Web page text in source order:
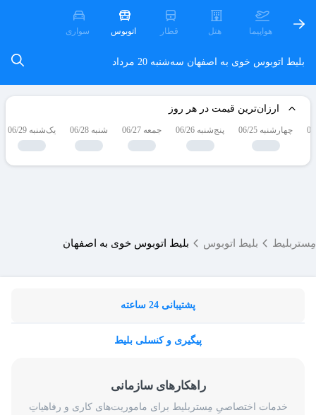
هواپیما هتل قطار اتوبوس سواری
بلیط اتوبوس خوی به اصفهان سه‌شنبه 20 مرداد
ارزان‌ترین قیمت در هر روز
چهارشنبه 06/25 پنج‌شنبه 06/26 جمعه 06/27 شنبه 06/28 یک‌شنبه 06/29
مِستربلیط بلیط اتوبوس بلیط اتوبوس خوی به اصفهان
پشتیبانی 24 ساعته
پیگیری و کنسلی بلیط
راهکارهای سازمانی
خدمات اختصاصیِ مِستربلیط برای ماموریت‌های کاری و رفاهیاتِ